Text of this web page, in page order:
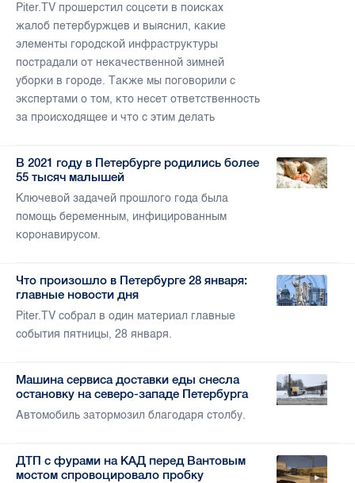
Piter.TV прошерстил соцсети в поисках
жалоб петербуржцев и выяснил, какие
элементы городской инфраструктуры
пострадали от некачественной зимней
уборки в городе. Также мы поговорили с
экспертами о том, кто несет ответственность
за происходящее и что с этим делать
В 2021 году в Петербурге родились более
55 тысяч малышей
Ключевой задачей прошлого года была
помощь беременным, инфицированным
коронавирусом.
Что произошло в Петербурге 28 января:
главные новости дня
Piter.TV собрал в один материал главные
события пятницы, 28 января.
Машина сервиса доставки еды снесла
остановку на северо-западе Петербурга
Автомобиль затормозил благодаря столбу.
ДТП с фурами на КАД перед Вантовым
мостом спровоцировало пробку